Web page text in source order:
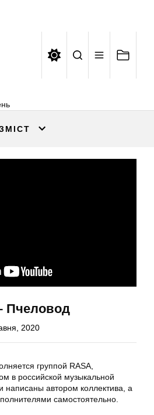
Пчеловод
2020
группой RASA,
в российской музыкальной
написаны автором коллектива, а
самостоятельно.